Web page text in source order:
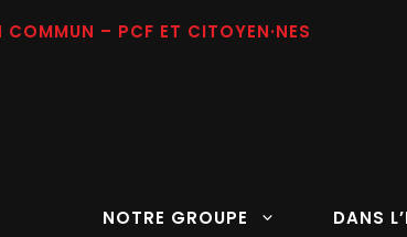
NOTRE GROUPE DANS